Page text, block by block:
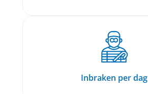
Inbraken per dag